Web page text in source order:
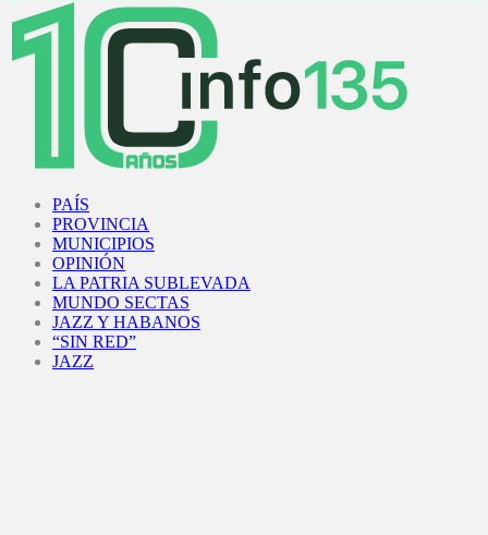
PAÍS
PROVINCIA
MUNICIPIOS
OPINIÓN
LA PATRIA SUBLEVADA
MUNDO SECTAS
JAZZ Y HABANOS
“SIN RED”
JAZZ